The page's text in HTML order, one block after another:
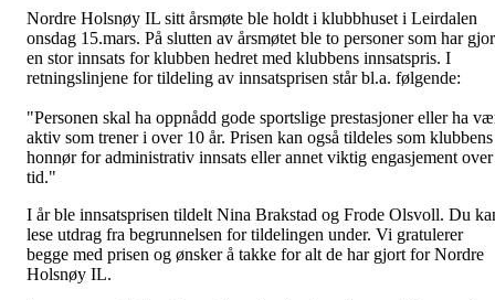
Nordre Holsnøy IL sitt årsmøte ble holdt i klubbhuset i Leirdalen
onsdag 15.mars. På slutten av årsmøtet ble to personer som har
en stor innsats for klubben hedret med klubbens innsatspris. I
retningslinjene for tildeling av innsatsprisen står bl.a. følgende:
"Personen skal ha oppnådd gode sportslige prestasjoner eller ha
aktiv som trener i over 10 år. Prisen kan også tildeles som klubbens
honnør for administrativ innsats eller annet viktig engasjement over
tid."
I år ble innsatsprisen tildelt Nina Brakstad og Frode Olsvoll. Du
lese utdrag fra begrunnelsen for tildelingen under. Vi gratulerer
begge med prisen og ønsker å takke for alt de har gjort for Nordre
Holsnøy IL.